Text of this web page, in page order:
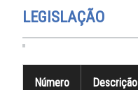
LEGISLAÇÃO
Número Descrição